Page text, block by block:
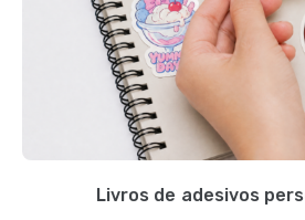
Livros de adesivos